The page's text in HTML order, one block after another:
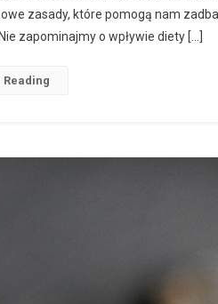
zasady, które pomogą nam
zapominajmy o wpływie diety […]
Reading